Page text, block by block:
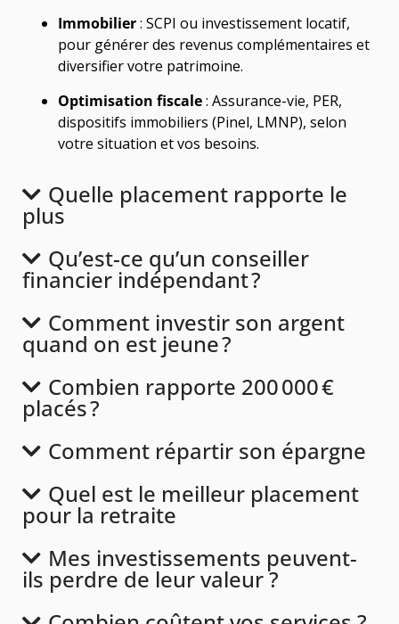
Immobilier: SCPI ou investissement locatif,
pour générer des revenus complémentaires et
diversifier votre patrimoine.
Optimisation fiscale: Assurance-vie, PER,
dispositifs immobiliers (Pinel, LMNP), selon
votre situation et vos besoins.
Quelle placement rapporte le
plus
Qu’est-ce qu’un conseiller
financier indépendant ?
Comment investir son argent
quand on est jeune ?
Combien rapporte 200 000 €
placés ?
Comment répartir son épargne
Quel est le meilleur placement
pour la retraite
Mes investissements peuvent-
ils perdre de leur valeur ?